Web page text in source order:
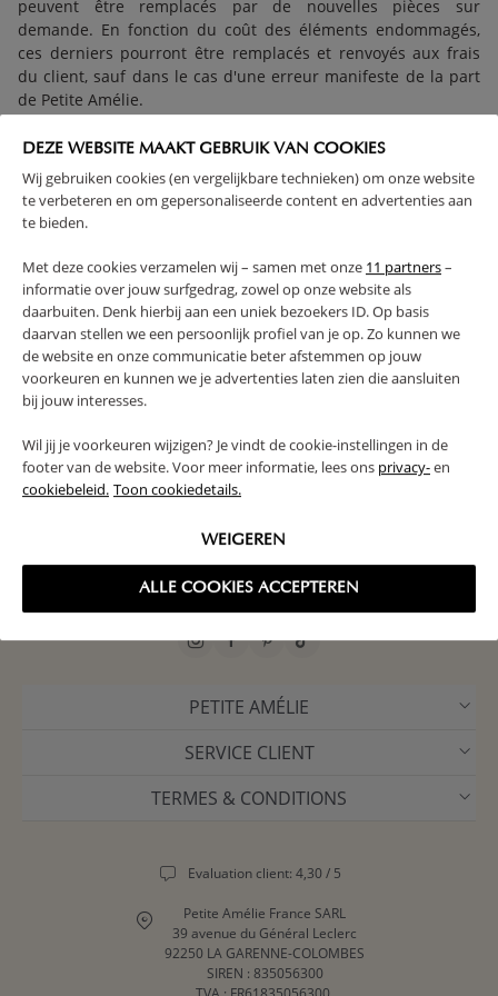
DEZE WEBSITE MAAKT GEBRUIK VAN COOKIES
Wij gebruiken cookies (en vergelijkbare technieken) om onze website
te verbeteren en om gepersonaliseerde content en advertenties aan
te bieden.
Met deze cookies verzamelen wij – samen met onze 11 partners–
informatie over jouw surfgedrag, zowel op onze website als
daarbuiten. Denk hierbij aan een uniek bezoekers ID. Op basis
daarvan stellen we een persoonlijk profiel van je op. Zo kunnen we
de website en onze communicatie beter afstemmen op jouw
voorkeuren en kunnen we je advertenties laten zien die aansluiten
bij jouw interesses.
Wil jij je voorkeuren wijzigen? Je vindt de cookie-instellingen in de
footer van de website. Voor meer informatie, lees ons privacy-en
cookiebeleid. Toon cookiedetails.
WEIGEREN
ALLE COOKIES ACCEPTEREN
peuvent être remplacés par de nouvelles pièces sur
demande. En fonction du coût des éléments endommagés,
ces derniers pourront être remplacés et renvoyés aux frais
du client, sauf dans le cas d'une erreur manifeste de la part
de Petite Amélie.
RETOUR FAQ
NEWSLETTER
Rejoignez notre communauté pour profiter de nos offres spéciales
et ne rien rater de nos nouveautés. Inscrivez-vous et tentez de
JE M'INSCRIS
PETITE AMÉLIE
SERVICE CLIENT
TERMES & CONDITIONS
Evaluation client: 4,30 / 5
Petite Amélie France SARL
39 avenue du Général Leclerc
92250 LA GARENNE-COLOMBES
SIREN : 835056300